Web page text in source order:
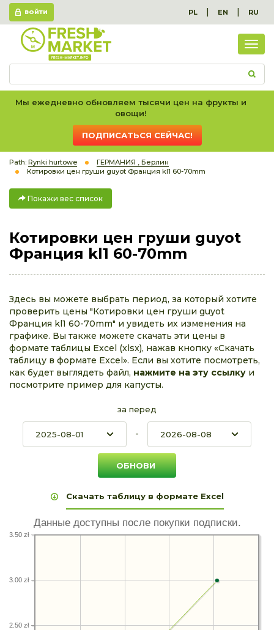
ВОЙТИ PL | EN | RU
вес
Мы ежедневно обновляем тысячи цен на фрукты и
овощи!
ПОДПИСАТЬСЯ СЕЙЧАС!
Path: Rynki hurtowe
ГЕРМАНИЯ , Берлин
Котировки цен груши guyot Франция kl1 60-70mm
Покажи вес список
Котировки цен груши guyot
Франция kl1 60-70mm
Здесь вы можете выбрать период, за который хотите
проверить цены "Котировки цен груши guyot
Франция kl1 60-70mm" и увидеть их изменения на
графике. Вы также можете скачать эти цены в
формате таблицы Excel (xlsx), нажав кнопку «Скачать
таблицу в формате Excel». Если вы хотите посмотреть,
как будет выглядеть файл, нажмите на эту ссылку и
посмотрите пример для капусты.
за перед
-
Скачать таблицу в формате Excel
Данные доступны после покупки подписки.
2.50 zł
3.00 zł
3.50 zł